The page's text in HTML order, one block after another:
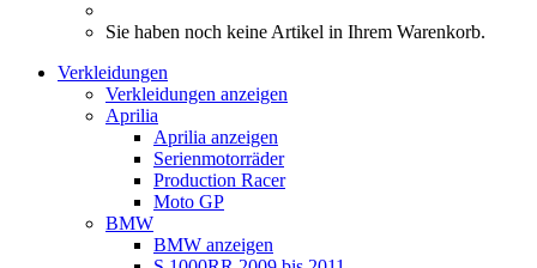
Sie haben noch keine Artikel in Ihrem Warenkorb.
Verkleidungen
Verkleidungen anzeigen
Aprilia
Aprilia anzeigen
Serienmotorräder
Production Racer
Moto GP
BMW
BMW anzeigen